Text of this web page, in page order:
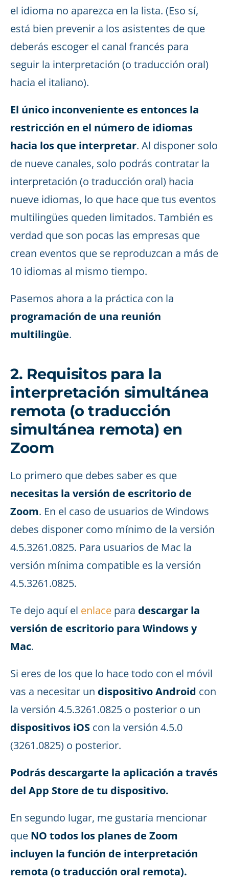
el idioma no aparezca en la lista. (Eso sí,
está bien prevenir a los asistentes de que
deberás escoger el canal francés para
seguir la interpretación (o traducción oral)
hacia el italiano).
El único inconveniente es entonces la
restricción en el número de idiomas
hacia los que interpretar. Al disponer solo
de nueve canales, solo podrás contratar la
interpretación (o traducción oral) hacia
nueve idiomas, lo que hace que tus eventos
multilingües queden limitados. También es
verdad que son pocas las empresas que
crean eventos que se reproduzcan a más de
10 idiomas al mismo tiempo.
Pasemos ahora a la práctica con la
programación de una reunión
multilingüe.
2. Requisitos para la
interpretación simultánea
remota (o traducción
simultánea remota) en
Zoom
Lo primero que debes saber es que
necesitas la versión de escritorio de
Zoom. En el caso de usuarios de Windows
debes disponer como mínimo de la versión
4.5.3261.0825. Para usuarios de Mac la
versión mínima compatible es la versión
4.5.3261.0825.
Te dejo aquí el enlace para descargar la
versión de escritorio para Windows y
Mac.
Si eres de los que lo hace todo con el móvil
vas a necesitar un dispositivo Android con
la versión 4.5.3261.0825 o posterior o un
dispositivos iOS con la versión 4.5.0
(3261.0825) o posterior.
Podrás descargarte la aplicación a través
del App Store de tu dispositivo.
En segundo lugar, me gustaría mencionar
que NO todos los planes de Zoom
incluyen la función de interpretación
remota (o traducción oral remota).